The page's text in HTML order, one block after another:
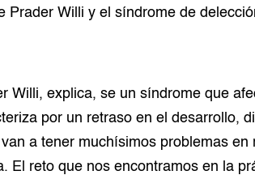
Prader Willi y el síndrome de
Willi, explica, se un síndrome que
por un retraso en el desarrollo,
a tener muchísimos problemas en
El reto que nos encontramos en la